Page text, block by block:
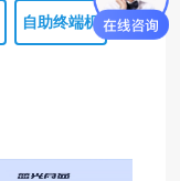
自助终端机